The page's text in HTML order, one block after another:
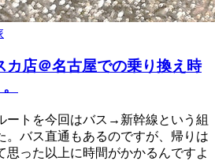
カ店＠名古屋での乗り換え時
ートを今回はバス→新幹線という組
。バス直通もあるのですが、帰りは
思った以上に時間がかかるんですよ